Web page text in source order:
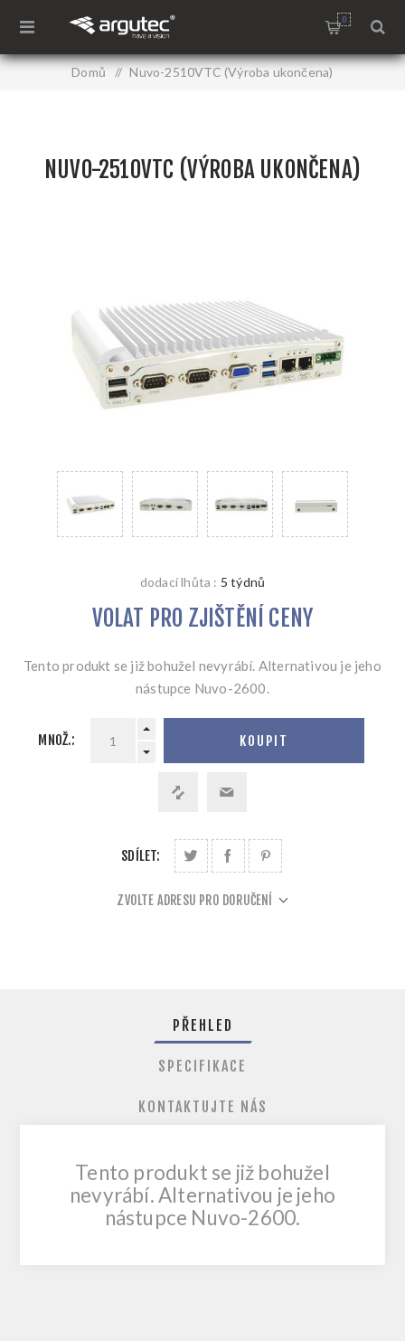
0
Domů / Nuvo-2510VTC (Výroba ukončena)
NUVO-2510VTC (VÝROBA UKONČENA)
dodací lhůta : 5 týdnů
VOLAT PRO ZJIŠTĚNÍ CENY
Tento produkt se již bohužel nevyrábí. Alternativou je jeho
nástupce Nuvo-2600.
MNOŽ.: KOUPIT
SDÍLET:
ZVOLTE ADRESU PRO DORUČENÍ
PŘEHLED
SPECIFIKACE
KONTAKTUJTE NÁS
Tento produkt se již bohužel
nevyrábí. Alternativou je jeho
nástupce Nuvo-2600.